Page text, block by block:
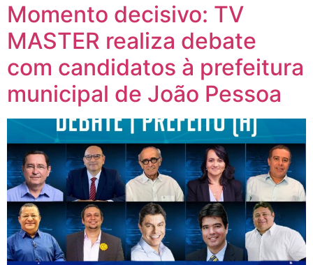
Momento decisivo: TV
MASTER realiza debate
com candidatos à prefeitura
municipal de João Pessoa